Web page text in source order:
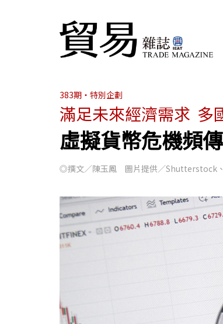
383期・特別企劃
滿足未來經濟需求 多
虛擬貨幣危機頻
◎撰文／陳玉鳳 圖片提供／Shutterstock